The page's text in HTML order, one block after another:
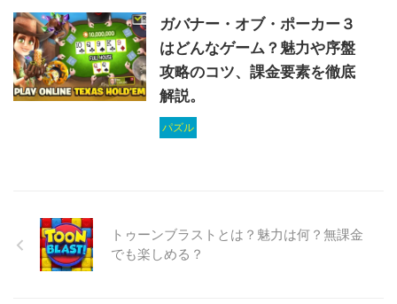
ガバナー・オブ・ポーカー３
はどんなゲーム？魅力や序盤
攻略のコツ、課金要素を徹底
解説。
パズル
トゥーンブラストとは？魅力は何？無課金
でも楽しめる？